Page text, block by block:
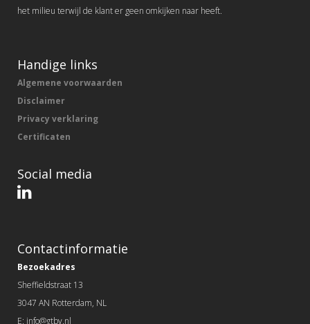
het milieu terwijl de klant er geen omkijken naar heeft.
Handige links
Algemene voorwaarden
Disclaimer
Privacy verklaring
Certificaten
Social media
Contactinformatie
Bezoekadres
Sheffieldstraat 13
3047 AN Rotterdam, NL
E: info@gtbv.nl